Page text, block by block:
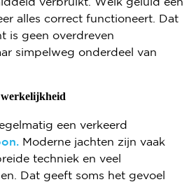
alles correct functioneert. Dat
is geen overdreven
simpelweg onderdeel van
een verkeerd
Moderne jachten zijn vaak
techniek en veel
Dat geeft soms het gevoel